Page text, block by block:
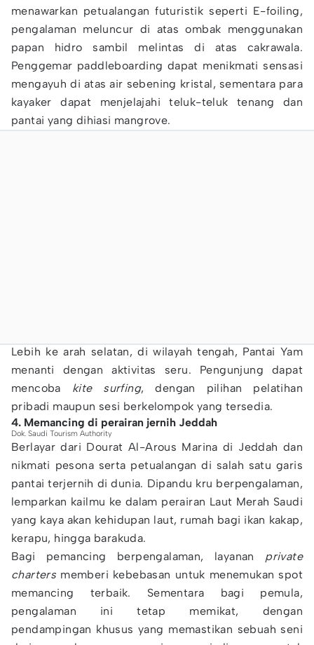
menawarkan petualangan futuristik seperti E-foiling,
pengalaman meluncur di atas ombak menggunakan
papan hidro sambil melintas di atas cakrawala.
Penggemar paddleboarding dapat menikmati sensasi
mengayuh di atas air sebening kristal, sementara para
kayaker dapat menjelajahi teluk-teluk tenang dan
pantai yang dihiasi mangrove.
Lebih ke arah selatan, di wilayah tengah, Pantai Yam
menanti dengan aktivitas seru. Pengunjung dapat
mencoba kite surfing, dengan pilihan pelatihan
pribadi maupun sesi berkelompok yang tersedia.
4. Memancing di perairan jernih Jeddah
Dok. Saudi Tourism Authority
Berlayar dari Dourat Al-Arous Marina di Jeddah dan
nikmati pesona serta petualangan di salah satu garis
pantai terjernih di dunia. Dipandu kru berpengalaman,
lemparkan kailmu ke dalam perairan Laut Merah Saudi
yang kaya akan kehidupan laut, rumah bagi ikan kakap,
kerapu, hingga barakuda.
Bagi pemancing berpengalaman, layanan private
chartersmemberi kebebasan untuk menemukan spot
memancing terbaik. Sementara bagi pemula,
pengalaman ini tetap memikat, dengan
pendampingan khusus yang memastikan sebuah seni